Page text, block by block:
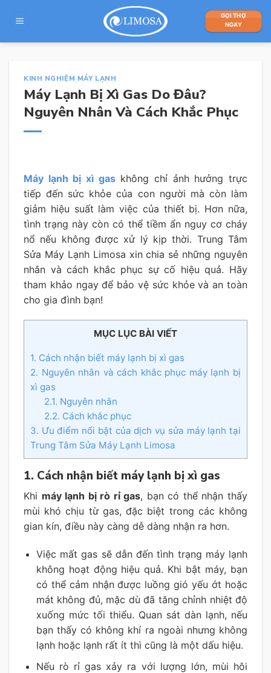
GỌI THỢ
NGAY
KINH NGHIỆM MÁY LẠNH
Máy Lạnh Bị Xì Gas Do Đâu?
Nguyên Nhân Và Cách Khắc Phục
Máy lạnh bị xì gaskhông chỉ ảnh hưởng trực
tiếp đến sức khỏe của con người mà còn làm
giảm hiệu suất làm việc của thiết bị. Hơn nữa,
tình trạng này còn có thể tiềm ẩn nguy cơ cháy
nổ nếu không được xử lý kịp thời. Trung Tâm
Sửa Máy Lạnh Limosa xin chia sẻ những nguyên
nhân và cách khắc phục sự cố hiệu quả. Hãy
tham khảo ngay để bảo vệ sức khỏe và an toàn
cho gia đình bạn!
MỤC LỤC BÀI VIẾT
1. Cách nhận biết máy lạnh bị xì gas
2. Nguyên nhân và cách khắc phục máy lạnh bị
xì gas
2.1. Nguyên nhân
2.2. Cách khắc phục
3. Ưu điểm nổi bật của dịch vụ sửa máy lạnh tại
Trung Tâm Sửa Máy Lạnh Limosa
1. Cách nhận biết máy lạnh bị xì gas
Khi máy lạnh bị rò rỉ gas, bạn có thể nhận thấy
mùi khó chịu từ gas, đặc biệt trong các không
gian kín, điều này càng dễ dàng nhận ra hơn.
Việc mất gas sẽ dẫn đến tình trạng máy lạnh
không hoạt động hiệu quả. Khi bật máy, bạn
có thể cảm nhận được luồng gió yếu ớt hoặc
mát không đủ, mặc dù đã tăng chỉnh nhiệt độ
xuống mức tối thiểu. Quan sát dàn lạnh, nếu
bạn thấy có không khí ra ngoài nhưng không
lạnh hoặc lạnh rất ít thì cũng là một dấu hiệu.
Nếu rò rỉ gas xảy ra với lượng lớn, mùi hôi